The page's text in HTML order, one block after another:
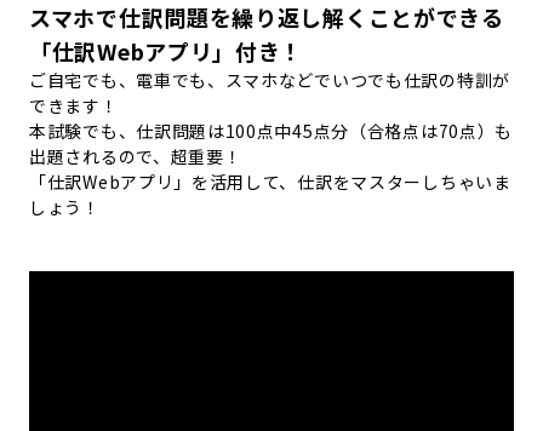
スマホで仕訳問題を繰り返し解くことができる
「仕訳Webアプリ」付き！
ご自宅でも、電車でも、スマホなどでいつでも仕訳の特訓が
できます！
本試験でも、仕訳問題は100点中45点分（合格点は70点）も
出題されるので、超重要！
「仕訳Webアプリ」を活用して、仕訳をマスターしちゃいま
しょう！